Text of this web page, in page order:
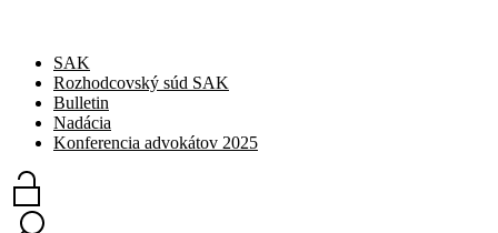
SAK
Rozhodcovský súd SAK
Bulletin
Nadácia
Konferencia advokátov 2025